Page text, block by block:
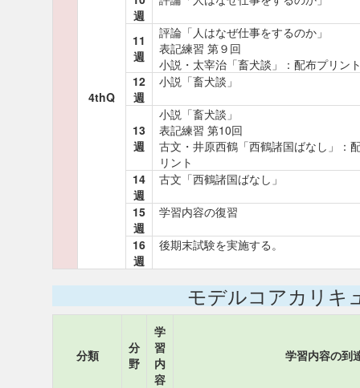
4thQ
週
11
週
評論「人はなぜ仕事をするのか」
表記練習 第９回
小説・太宰治「畜犬談」：配布プリン
12
週
小説「畜犬談」
13
週
小説「畜犬談」
表記練習 第10回
古文・井原西鶴「西鶴諸国ばなし」：
リント
14
週
古文「西鶴諸国ばなし」
15
週
学習内容の復習
16
週
後期末試験を実施する。
モデルコアカリキ
分類
分
野
学
習
内
容
学習内容の到